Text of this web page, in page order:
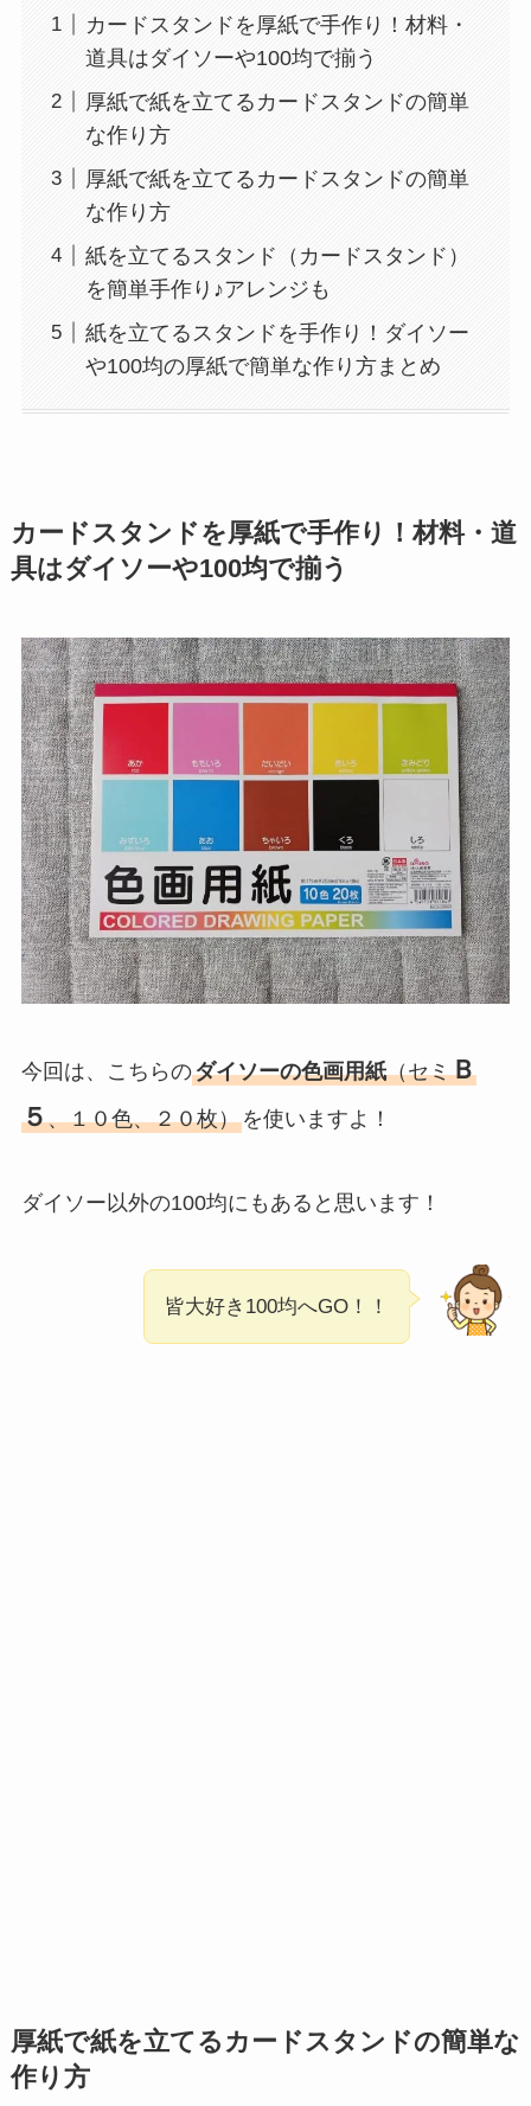
カードスタンドを厚紙で手作り！材料・
道具はダイソーや100均で揃う
厚紙で紙を立てるカードスタンドの簡単
な作り方
厚紙で紙を立てるカードスタンドの簡単
な作り方
紙を立てるスタンド（カードスタンド）
を簡単手作り♪アレンジも
紙を立てるスタンドを手作り！ダイソー
や100均の厚紙で簡単な作り方まとめ
カードスタンドを厚紙で手作り！材料・道
具はダイソーや100均で揃う
今回は、こちらのダイソーの色画用紙（セミＢ
５、１０色、２０枚）を使いますよ！
ダイソー以外の100均にもあると思います！
皆大好き100均へGO！！
厚紙で紙を立てるカードスタンドの簡単な
作り方